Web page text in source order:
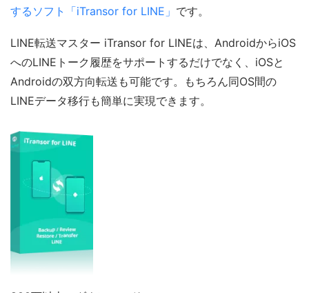
するソフト「iTransor for LINE」 です。
LINE転送マスター iTransor for LINEは、AndroidからiOS
へのLINEトーク履歴をサポートするだけでなく、iOSと
Androidの双方向転送も可能です。もちろん同OS間の
LINEデータ移行も簡単に実現できます。